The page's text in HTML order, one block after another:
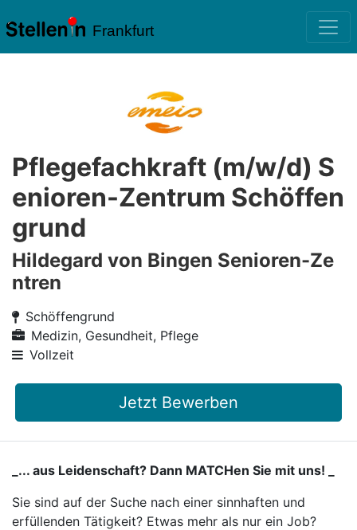
Frankfurt
Pflegefachkraft (m/w/d) S
enioren-Zentrum Schöffen
grund
Hildegard von Bingen Senioren-Ze
ntren
Schöffengrund
Medizin, Gesundheit, Pflege
Vollzeit
Jetzt Bewerben
_... aus Leidenschaft? Dann MATCHen Sie mit uns! _
Sie sind auf der Suche nach einer sinnhaften und
erfüllenden Tätigkeit? Etwas mehr als nur ein Job?